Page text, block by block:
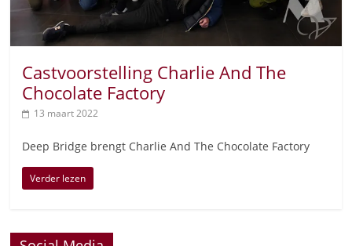
Castvoorstelling Charlie And The
Chocolate Factory
13 maart 2022
Deep Bridge brengt Charlie And The Chocolate Factory
Verder lezen